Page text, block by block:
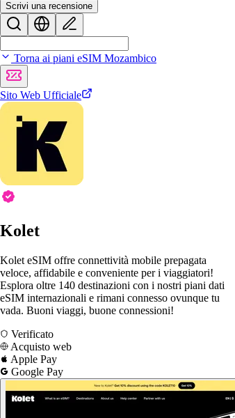
Scrivi una recensione
Torna ai piani eSIM Mozambico
Sito Web Ufficiale
Kolet
Kolet eSIM offre connettività mobile prepagata
veloce, affidabile e conveniente per i viaggiatori!
Esplora oltre 140 destinazioni con i nostri piani dati
eSIM internazionali e rimani connesso ovunque tu
vada. Buoni viaggi, buone connessioni!
Verificato
Acquisto web
Apple Pay
Google Pay